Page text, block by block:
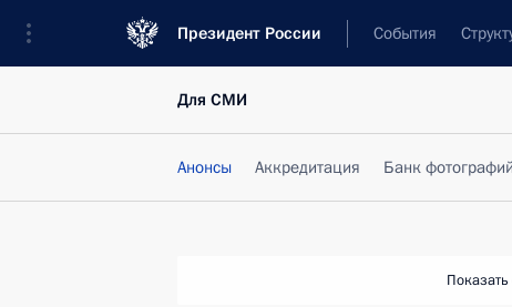
Президент России События
Для СМИ
Анонсы Аккредитация Банк фотографий